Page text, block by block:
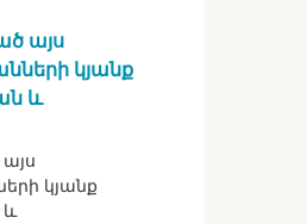
այս
կյանք
և
կյանք
և